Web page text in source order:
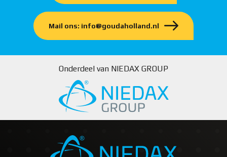
Mail ons: info@goudaholland.nl
Onderdeel van NIEDAX GROUP